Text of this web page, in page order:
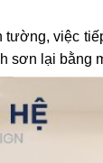
tường, việc
sơn lại bằng